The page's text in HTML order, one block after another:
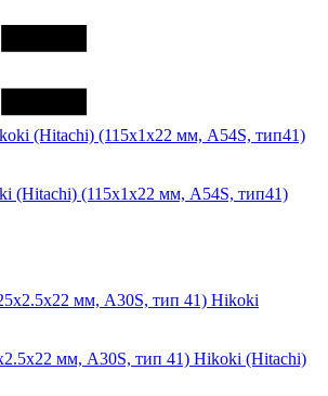
(Hitachi) (115х1х22 мм, A54S, тип41)
мм, A30S, тип 41) Hikoki (Hitachi)